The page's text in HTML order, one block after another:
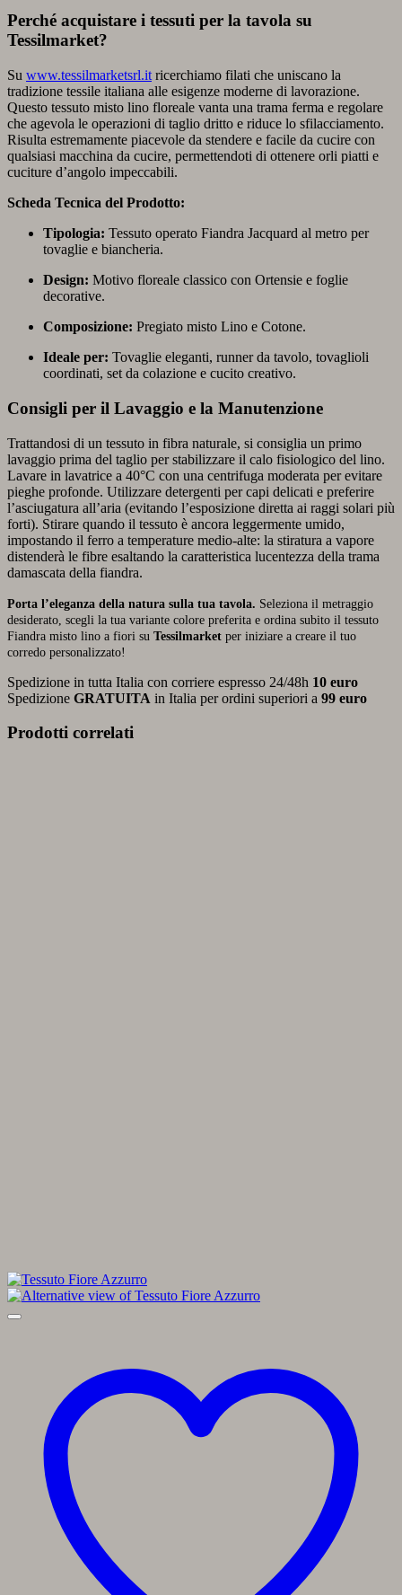
Perché acquistare i tessuti per la tavola su
Tessilmarket?
Su www.tessilmarketsrl.it ricerchiamo filati che uniscano la
tradizione tessile italiana alle esigenze moderne di lavorazione.
Questo tessuto misto lino floreale vanta una trama ferma e regolare
che agevola le operazioni di taglio dritto e riduce lo sfilacciamento.
Risulta estremamente piacevole da stendere e facile da cucire con
qualsiasi macchina da cucire, permettendoti di ottenere orli piatti e
cuciture d’angolo impeccabili.
Scheda Tecnica del Prodotto:
Tipologia: Tessuto operato Fiandra Jacquard al metro per
tovaglie e biancheria.
Design: Motivo floreale classico con Ortensie e foglie
decorative.
Composizione: Pregiato misto Lino e Cotone.
Ideale per: Tovaglie eleganti, runner da tavolo, tovaglioli
coordinati, set da colazione e cucito creativo.
Consigli per il Lavaggio e la Manutenzione
Trattandosi di un tessuto in fibra naturale, si consiglia un primo
lavaggio prima del taglio per stabilizzare il calo fisiologico del lino.
Lavare in lavatrice a 40°C con una centrifuga moderata per evitare
pieghe profonde. Utilizzare detergenti per capi delicati e preferire
l’asciugatura all’aria (evitando l’esposizione diretta ai raggi solari più
forti). Stirare quando il tessuto è ancora leggermente umido,
impostando il ferro a temperature medio-alte: la stiratura a vapore
distenderà le fibre esaltando la caratteristica lucentezza della trama
damascata della fiandra.
Porta l’eleganza della natura sulla tua tavola. Seleziona il metraggio
desiderato, scegli la tua variante colore preferita e ordina subito il tessuto
Fiandra misto lino a fiori su Tessilmarket per iniziare a creare il tuo
corredo personalizzato!
Spedizione in tutta Italia con corriere espresso 24/48h 10 euro
Spedizione GRATUITA in Italia per ordini superiori a 99 euro
Prodotti correlati